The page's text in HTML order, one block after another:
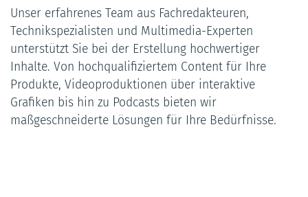
Unser erfahrenes Team aus Fachredakteuren,
Technikspezialisten und Multimedia-Experten
unterstützt Sie bei der Erstellung hochwertiger
Inhalte. Von hochqualifiziertem Content für Ihre
Produkte, Videoproduktionen über interaktive
Grafiken bis hin zu Podcasts bieten wir
maßgeschneiderte Lösungen für Ihre Bedürfnisse.